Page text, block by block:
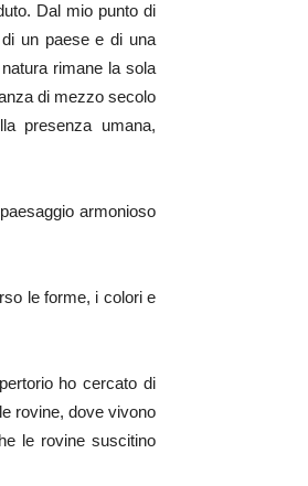
Dal mio punto di
un paese e di una
rimane la sola
di mezzo secolo
presenza umana,
armonioso
le forme, i colori e
ho cercato di
rovine, dove vivono
le rovine suscitino